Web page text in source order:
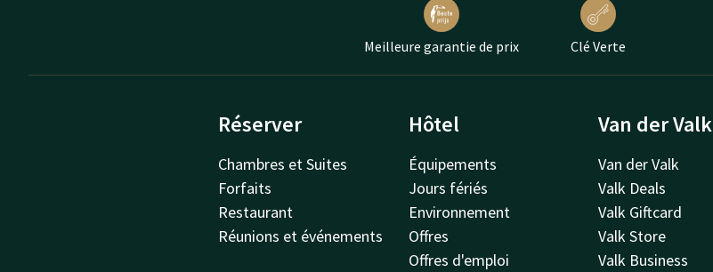
Meilleure garantie de prix Clé Verte
Réserver
Chambres et Suites
Forfaits
Restaurant
Réunions et événements
Hôtel
Équipements
Jours fériés
Environnement
Offres
Offres d'emploi
Van der Valk
Van der Valk
Valk Deals
Valk Giftcard
Valk Store
Valk Business